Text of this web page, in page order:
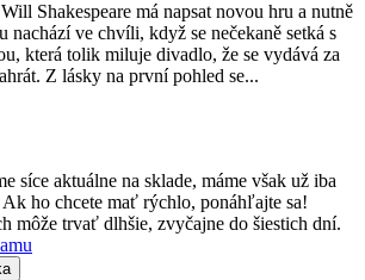
Shakespeare má napsat novou hru a nutně
nachází ve chvíli, když se nečekaně setká s
která tolik miluje divadlo, že se vydává za
Z lásky na první pohled se...
síce aktuálne na sklade, máme však už iba
Ak ho chcete mať rýchlo, ponáhľajte sa!
môže trvať dlhšie, zvyčajne do šiestich dní.